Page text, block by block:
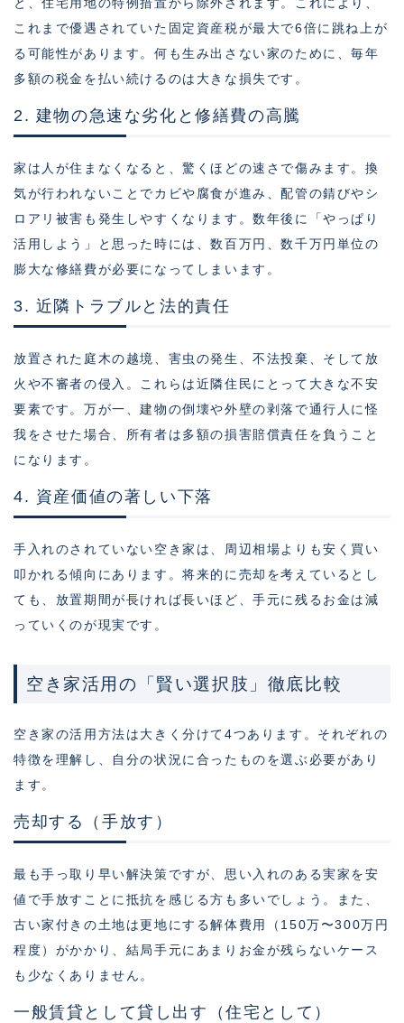
これまで優遇されていた固定資産税が最大で6倍に跳ね上が
る可能性があります。何も生み出さない家のために、毎年
多額の税金を払い続けるのは大きな損失です。
2. 建物の急速な劣化と修繕費の高騰
家は人が住まなくなると、驚くほどの速さで傷みます。換
気が行われないことでカビや腐食が進み、配管の錆びやシ
ロアリ被害も発生しやすくなります。数年後に「やっぱり
活用しよう」と思った時には、数百万円、数千万円単位の
膨大な修繕費が必要になってしまいます。
3. 近隣トラブルと法的責任
放置された庭木の越境、害虫の発生、不法投棄、そして放
火や不審者の侵入。これらは近隣住民にとって大きな不安
要素です。万が一、建物の倒壊や外壁の剥落で通行人に怪
我をさせた場合、所有者は多額の損害賠償責任を負うこと
になります。
4. 資産価値の著しい下落
手入れのされていない空き家は、周辺相場よりも安く買い
叩かれる傾向にあります。将来的に売却を考えているとし
ても、放置期間が長ければ長いほど、手元に残るお金は減
っていくのが現実です。
空き家活用の「賢い選択肢」徹底比較
空き家の活用方法は大きく分けて4つあります。それぞれの
特徴を理解し、自分の状況に合ったものを選ぶ必要があり
ます。
売却する（手放す）
最も手っ取り早い解決策ですが、思い入れのある実家を安
値で手放すことに抵抗を感じる方も多いでしょう。また、
古い家付きの土地は更地にする解体費用（150万〜300万円
程度）がかかり、結局手元にあまりお金が残らないケース
も少なくありません。
一般賃貸として貸し出す（住宅として）